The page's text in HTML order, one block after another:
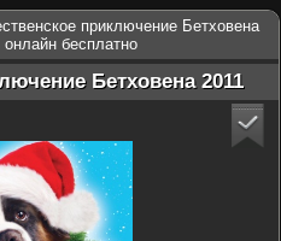
приключение Бетховена
онлайн бесплатно
Бетховена 2011